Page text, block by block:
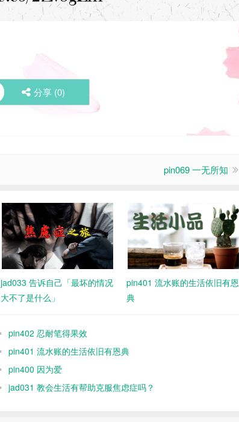
分享 (0)
pin069 一无所知
jad033 告诉自己「最坏的情况
大不了是什么」
pin401 流水账的生活依旧有恩
典
pin402 忍耐笔得果效
pin401 流水账的生活依旧有恩典
pin400 因为爱
jad031 教会生活有帮助克服焦虑症吗？